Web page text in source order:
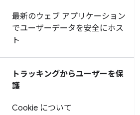
最新のウェブ アプリケーション
でユーザーデータを安全にホス
ト
トラッキングからユーザーを保
護
Cookie について